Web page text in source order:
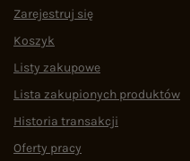
Zarejestruj się
Koszyk
Listy zakupowe
Lista zakupionych produktów
Historia transakcji
Oferty pracy